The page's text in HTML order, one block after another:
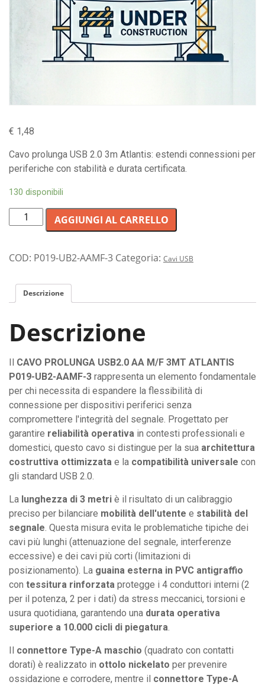
€ 1,48
Cavo prolunga USB 2.0 3m Atlantis: estendi connessioni per
periferiche con stabilità e durata certificata.
130 disponibili
Cavo
prolunga
2.0
metri
connettori
maschio/femmina,
ideale
per
periferiche
e
installazioni
professionali
quantità
AGGIUNGI AL CARRELLO
COD: P019-UB2-AAMF-3 Categoria: Cavi USB
Descrizione
Descrizione
Il CAVO PROLUNGA USB2.0 AA M/F 3MT ATLANTIS
P019-UB2-AAMF-3 rappresenta un elemento fondamentale
per chi necessita di espandere la flessibilità di
connessione per dispositivi periferici senza
compromettere l'integrità del segnale. Progettato per
garantire reliabilità operativa in contesti professionali e
domestici, questo cavo si distingue per la sua architettura
costruttiva ottimizzata e la compatibilità universale con
gli standard USB 2.0.
La lunghezza di 3 metri è il risultato di un calibraggio
preciso per bilanciare mobilità dell'utente e stabilità del
segnale . Questa misura evita le problematiche tipiche dei
cavi più lunghi (attenuazione del segnale, interferenze
eccessive) e dei cavi più corti (limitazioni di
posizionamento). La guaina esterna in PVC antigraffio
con tessitura rinforzata protegge i 4 conduttori interni (2
per il potenza, 2 per i dati) da stress meccanici, torsioni e
usura quotidiana, garantendo una durata operativa
superiore a 10.000 cicli di piegatura
Il connettore Type-A maschio (quadrato con contatti
dorati) è realizzato in ottolo nickelato per prevenire
ossidazione e corrodere, mentre il connettore Type-A